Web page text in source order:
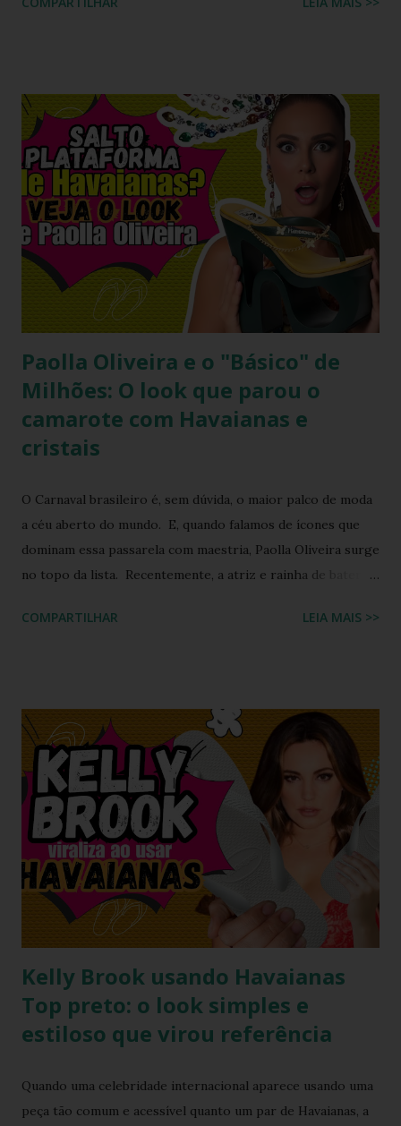
BUSCA PERSONALIZADA NOS ACERVOS DO BLOG
Paolla Oliveira e o "Básico" de
Milhões: O look que parou o
camarote com Havaianas e
cristais
O Carnaval brasileiro é, sem dúvida, o maior palco de moda
a céu aberto do mundo. E, quando falamos de ícones que
dominam essa passarela com maestria, Paolla Oliveira surge
no topo da lista. Recentemente, a atriz e rainha de bateria
preparação para o Camarote Havaianas , na Sapucaí. Com o
matéria, mergulhamos nos detalhes técnicos e estéticos do
look, com foco especial no calçado que desafiou as leis da
gravidade e da moda: o salto plataforma construído com
Havaianas . A ironia da "Basiquinha": O figurino de joias
Antes de chegarmos aos pés, precisamos falar sobre a
armadura de brilho que Paolla ostentou. O conjunto,
composto por um top e uma minissaia, não era apenas
"bordado", mas sim uma escultura de pedrarias
multicoloridas . ...
COMPARTILHAR LEIA MAIS >>
Kelly Brook usando Havaianas
Top preto: o look simples e
estiloso que virou referência
Quando uma celebridade internacional aparece usando uma
peça tão comum e acessível quanto um par de Havaianas, a